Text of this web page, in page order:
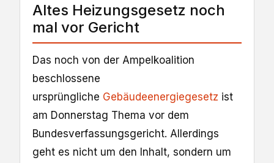
Altes Heizungsgesetz noch
mal vor Gericht
Das noch von der Ampelkoalition
beschlossene
ursprüngliche Gebäudeenergiegesetz ist
am Donnerstag Thema vor dem
Bundesverfassungsgericht. Allerdings
geht es nicht um den Inhalt, sondern um